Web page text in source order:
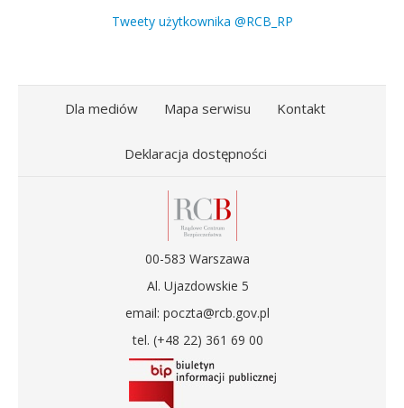
Tweety użytkownika @RCB_RP
Dla mediów Mapa serwisu Kontakt
Deklaracja dostępności
00-583 Warszawa
Al. Ujazdowskie 5
email: poczta@rcb.gov.pl
tel. (+48 22) 361 69 00